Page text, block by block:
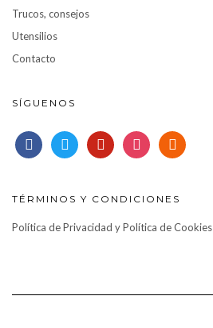
Trucos, consejos
Utensilios
Contacto
SÍGUENOS
facebooktwitter pinterestinstagramrss
TÉRMINOS Y CONDICIONES
Política de Privacidad y Política de Cookies